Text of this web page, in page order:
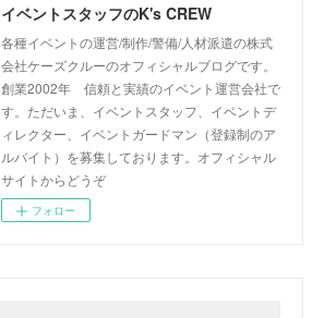
イベントスタッフのK's CREW
各種イベントの運営/制作/警備/人材派遣の株式
会社ケーズクルーのオフィシャルブログです。
創業2002年 信頼と実績のイベント運営会社で
す。ただいま、イベントスタッフ、イベントデ
ィレクター、イベントガードマン（登録制のア
ルバイト）を募集しております。オフィシャル
サイトからどうぞ
フォロー